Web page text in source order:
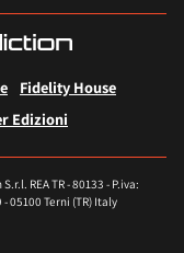
Fidelity House
Edizioni
REA TR - 80133 - P.iva:
05100 Terni (TR) Italy